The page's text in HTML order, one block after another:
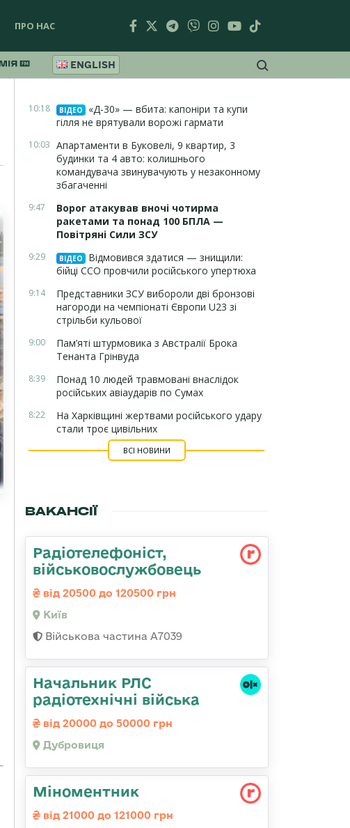
ПРО НАС
ENGLISH
10:18 ВІДЕО
«Д-30» — вбита: капоніри та купи
гілля не врятували ворожі гармати
10:03 Апартаменти в Буковелі, 9 квартир, 3
будинки та 4 авто: колишнього
командувача звинувачують у незаконному
збагаченні
9:47
Ворог атакував вночі чотирма
ракетами та понад 100 БПЛА —
Повітряні Сили ЗСУ
9:29 ВІДЕО
Відмовився здатися — знищили:
бійці ССО провчили російського упертюха
9:14
Представники ЗСУ вибороли дві бронзові
нагороди на чемпіонаті Європи U23 зі
стрільби кульової
9:00
Пам’яті штурмовика з Австралії Брока
Тенанта Грінвуда
8:39
Понад 10 людей травмовані внаслідок
російських авіаударів по Сумах
8:22
На Харківщині жертвами російського удару
стали троє цивільних
ВСІ НОВИНИ
ВАКАНСІЇ
Радіотелефоніст,
військовослужбовець
від 20500 до 120500 грн
Київ
Військова частина А7039
Начальник РЛС
радіотехнічні війська
від 20000 до 50000 грн
Дубровиця
Міноментник
від 21000 до 121000 грн